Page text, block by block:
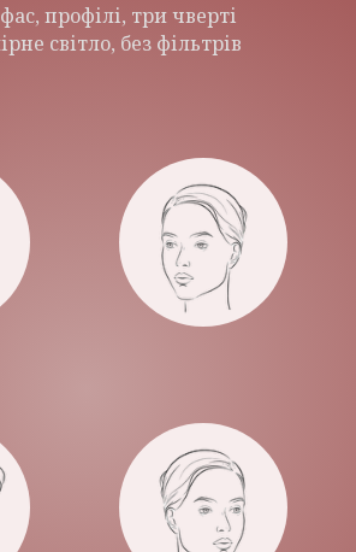
профілі, три чверті
світло, без фільтрів